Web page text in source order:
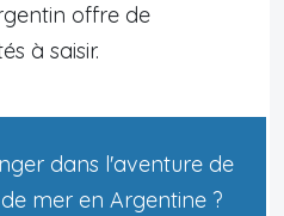
offre de
à saisir.
dans l'aventure de
mer en Argentine ?